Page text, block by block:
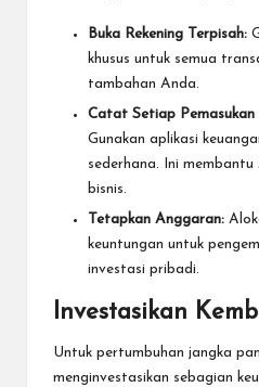
Buka Rekening Terpisah:
khusus untuk semua
tambahan Anda.
Catat Setiap Pemasukan
Gunakan aplikasi
sederhana. Ini
bisnis.
Tetapkan Anggaran:
keuntungan untuk
investasi pribadi.
Investasikan
Untuk pertumbuhan jangka
menginvestasikan sebagian